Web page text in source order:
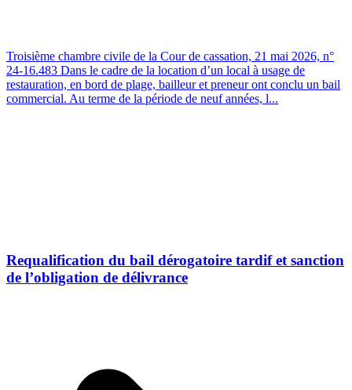
Troisième chambre civile de la Cour de cassation, 21 mai 2026, n°
24-16.483 Dans le cadre de la location d’un local à usage de
restauration, en bord de plage, bailleur et preneur ont conclu un bail
commercial. Au terme de la période de neuf années, l...
Requalification du bail dérogatoire tardif et sanction
de l’obligation de délivrance